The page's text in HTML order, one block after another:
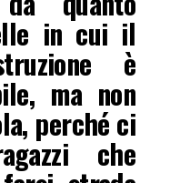
in cui il
è
ma non
perché ci
che